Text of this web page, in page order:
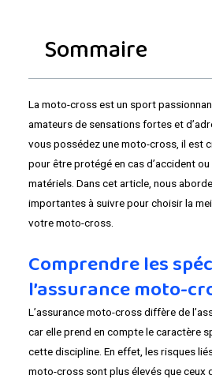
Sommaire
La moto-cross est un sport
amateurs de sensations fortes et
vous possédez une moto-cross, il est
pour être protégé en cas d’accident
matériels. Dans cet article, nous
importantes à suivre pour choisir la
votre moto-cross.
Comprendre les
l’assurance moto-
L’assurance moto-cross diffère de
car elle prend en compte le caractère
cette discipline. En effet, les risques
moto-cross sont plus élevés que ceux